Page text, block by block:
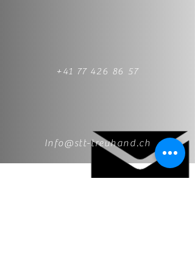
+41 77 426 86 57
Info@stt-treuhand.ch